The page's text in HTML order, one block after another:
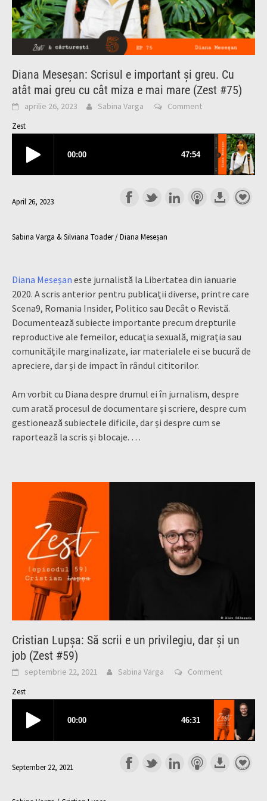
Diana Meseșan: Scrisul e important și greu. Cu
atât mai greu cu cât miza e mai mare (Zest #75)
aprilie 26, 2023 Sabina Varga Comment
Zest
April 26, 2023
Sabina Varga & Silviana Toader / Diana Meseșan
Diana Meseșan este jurnalistă la Libertatea din ianuarie
2020. A scris anterior pentru publicații diverse, printre care
Scena9, Romania Insider, Politico sau Decât o Revistă.
Documentează subiecte importante precum drepturile
reproductive ale femeilor, educația sexuală, migrația sau
comunitățile marginalizate, iar materialele ei se bucură de
apreciere, dar și de impact în rândul cititorilor.
Am vorbit cu Diana despre drumul ei în jurnalism, despre
cum arată procesul de documentare și scriere, despre cum
gestionează subiectele dificile, dar și despre cum se
raportează la scris și blocaje. …
Cristian Lupșa: Să scrii e un privilegiu, dar și un
job (Zest #59)
septembrie 22, 2021 Sabina Varga Comment
Zest
September 22, 2021